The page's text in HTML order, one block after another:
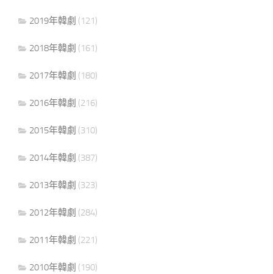
2019年韓劇 (121)
2018年韓劇 (161)
2017年韓劇 (180)
2016年韓劇 (216)
2015年韓劇 (310)
2014年韓劇 (387)
2013年韓劇 (323)
2012年韓劇 (284)
2011年韓劇 (221)
2010年韓劇 (190)